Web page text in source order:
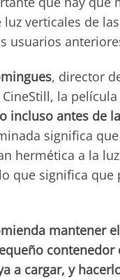
luz verticales de
usuarios
, director
la película
incluso antes de
significa
hermética a la
que significa que
mantener
contenedor
a cargar, y